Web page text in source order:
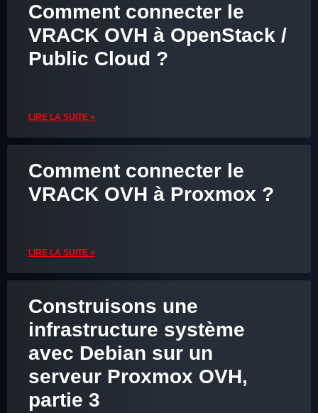
Comment connecter le
VRACK OVH à OpenStack /
Public Cloud ?
LIRE LA SUITE »
Comment connecter le
VRACK OVH à Proxmox ?
LIRE LA SUITE »
Construisons une
infrastructure système
avec Debian sur un
serveur Proxmox OVH,
partie 3